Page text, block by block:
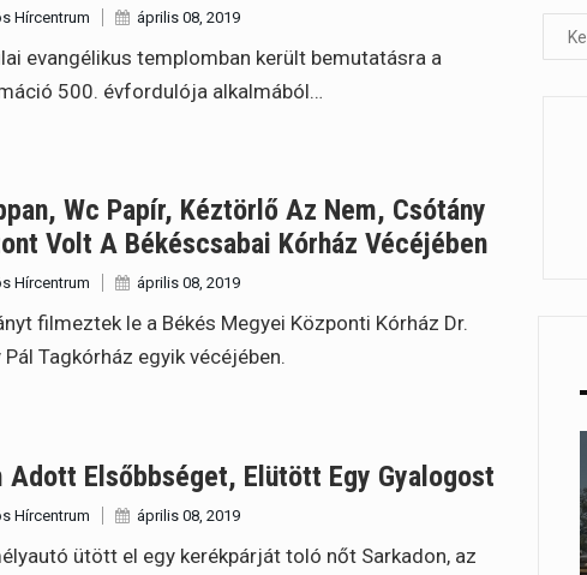
Hírcentrum április 08, 2019
evangélikus templomban került bemutatásra a
500. évfordulója alkalmából…
Wc Papír, Kéztörlő Az Nem, Csótány
Volt A Békéscsabai Kórház Vécéjében
Hírcentrum április 08, 2019
filmeztek le a Békés Megyei Központi Kórház Dr.
Pál Tagkórház egyik vécéjében.
Adott Elsőbbséget, Elütött Egy Gyalogost
Hírcentrum április 08, 2019
ütött el egy kerékpárját toló nőt Sarkadon, az